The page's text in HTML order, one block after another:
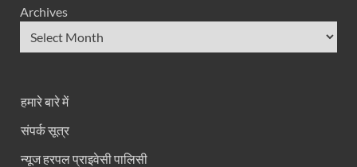
Archives
हमारे बारे में
संपर्क सूत्र
न्यूज हरपल प्राइवेसी पालिसी